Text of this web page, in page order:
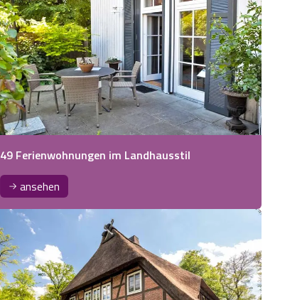
49 Ferienwohnungen im Landhausstil
ansehen